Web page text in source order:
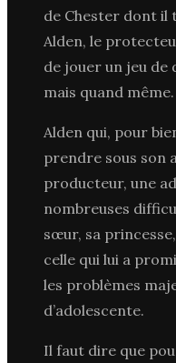
de Chester dont il
Alden, le
de jouer un jeu de
mais quand même.
Alden qui, pour
prendre sous son
producteur, une
nombreuses
sœur, sa
celle qui lui a
les problèmes
d’adolescente.
Il faut dire que